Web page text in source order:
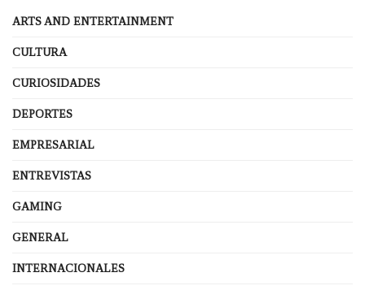
ARTS AND ENTERTAINMENT
CULTURA
CURIOSIDADES
DEPORTES
EMPRESARIAL
ENTREVISTAS
GAMING
GENERAL
INTERNACIONALES